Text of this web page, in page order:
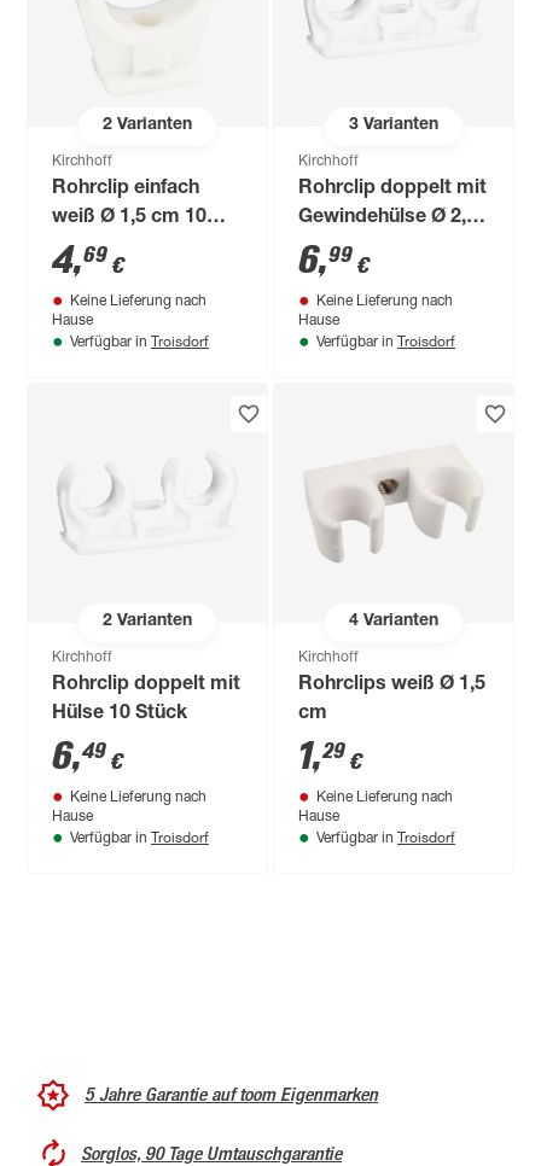
2Varianten
Kirchhoff
Rohrclip einfach
weiß Ø 1,5 cm 10
Stück
4,69 €
Keine Lieferung nach
Hause
Verfügbar in Troisdorf
3Varianten
Kirchhoff
Rohrclip doppelt mit
Gewindehülse Ø 2,2
cm 10 Stück
6,99 €
Keine Lieferung nach
Hause
Verfügbar in Troisdorf
2Varianten
Kirchhoff
Rohrclip doppelt mit
Hülse 10 Stück
6,49 €
Keine Lieferung nach
Hause
Verfügbar in Troisdorf
4Varianten
Kirchhoff
Rohrclips weiß Ø 1,5
cm
1,29 €
Keine Lieferung nach
Hause
Verfügbar in Troisdorf
5 Jahre Garantie auf toom Eigenmarken
Sorglos, 90 Tage Umtauschgarantie